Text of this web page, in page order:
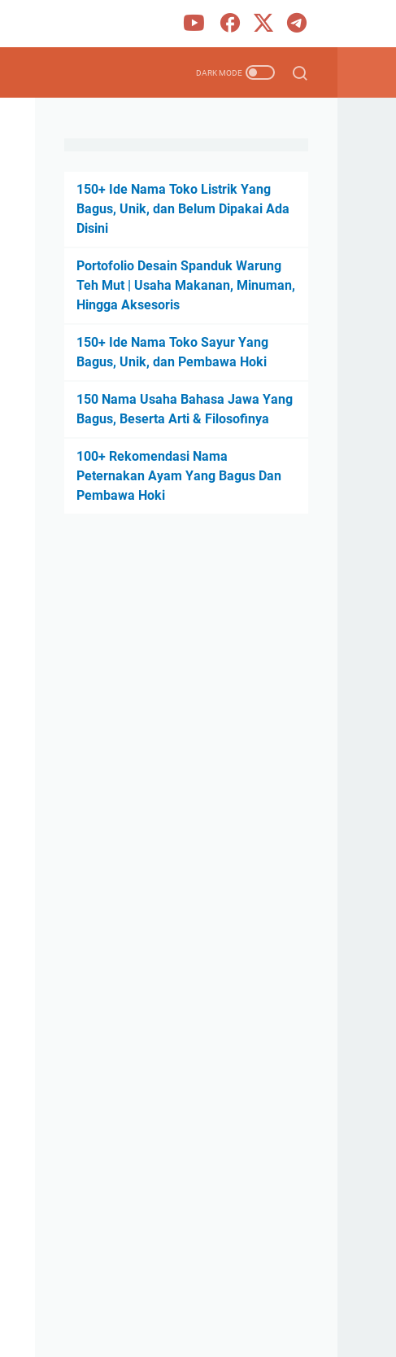
150+ Ide Nama Toko Listrik Yang
Bagus, Unik, dan Belum Dipakai Ada
Disini
Portofolio Desain Spanduk Warung
Teh Mut | Usaha Makanan, Minuman,
Hingga Aksesoris
150+ Ide Nama Toko Sayur Yang
Bagus, Unik, dan Pembawa Hoki
150 Nama Usaha Bahasa Jawa Yang
Bagus, Beserta Arti & Filosofinya
100+ Rekomendasi Nama
Peternakan Ayam Yang Bagus Dan
Pembawa Hoki